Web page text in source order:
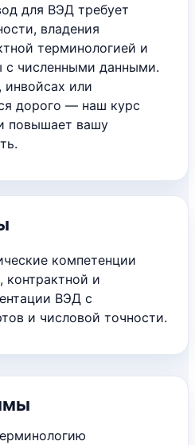
для ВЭД требует
владения
терминологией и
с численными данными.
или
дорого — наш курс
повышает вашу
компетенции
контрактной и
ВЭД с
и числовой точности.